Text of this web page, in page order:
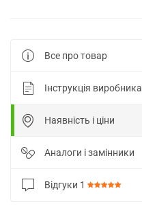
Все про товар
Інструкція виробника
Наявність і ціни
Аналоги і замінники
Відгуки 1